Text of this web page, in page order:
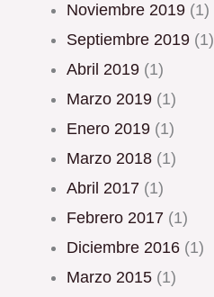
noviembre 2019 (1)
septiembre 2019 (1)
abril 2019 (1)
marzo 2019 (1)
enero 2019 (1)
marzo 2018 (1)
abril 2017 (1)
febrero 2017 (1)
diciembre 2016 (1)
marzo 2015 (1)